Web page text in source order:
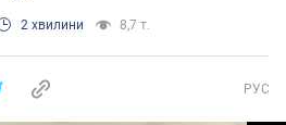
2 хвилини 8,7 т.
РУС